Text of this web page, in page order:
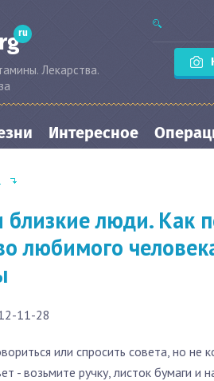
ru
Лекарства.
Интересное
близкие люди. Как
любимого
11-28
или спросить совета, но не
- возьмите ручку, листок бумаги и